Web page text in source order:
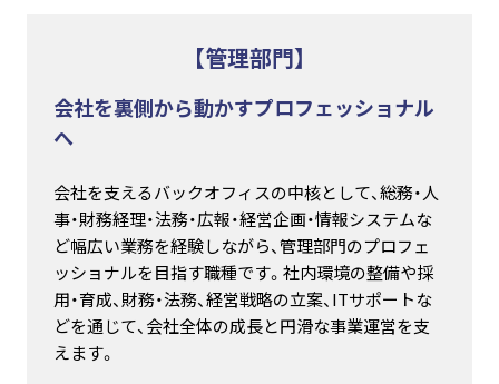
【管理部門】
会社を裏側から動かすプロフェッショナル
へ
会社を支えるバックオフィスの中核として、総務・人
事・財務経理・法務・広報・経営企画・情報システムな
ど幅広い業務を経験しながら、管理部門のプロフェ
ッショナルを目指す職種です。社内環境の整備や採
用・育成、財務・法務、経営戦略の立案、ITサポートな
どを通じて、会社全体の成長と円滑な事業運営を支
えます。